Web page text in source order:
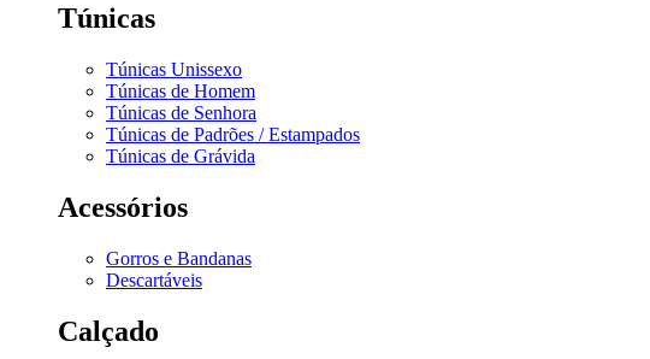
Túnicas
Túnicas Unissexo
Túnicas de Homem
Túnicas de Senhora
Túnicas de Padrões / Estampados
Túnicas de Grávida
Acessórios
Gorros e Bandanas
Descartáveis
Calçado